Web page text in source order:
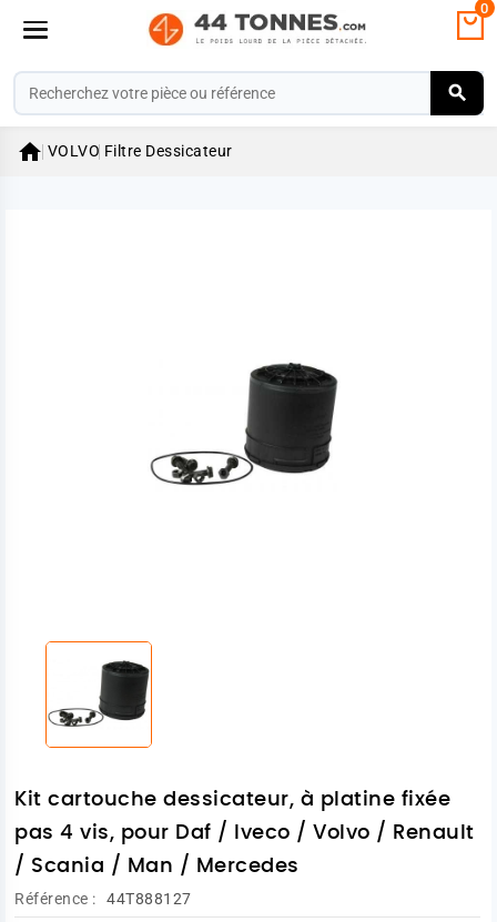
0
 VOLVO Filtre Dessicateur
Kit cartouche dessicateur, à platine fixée
pas 4 vis, pour Daf / Iveco / Volvo / Renault
/ Scania / Man / Mercedes
Référence : 44T888127